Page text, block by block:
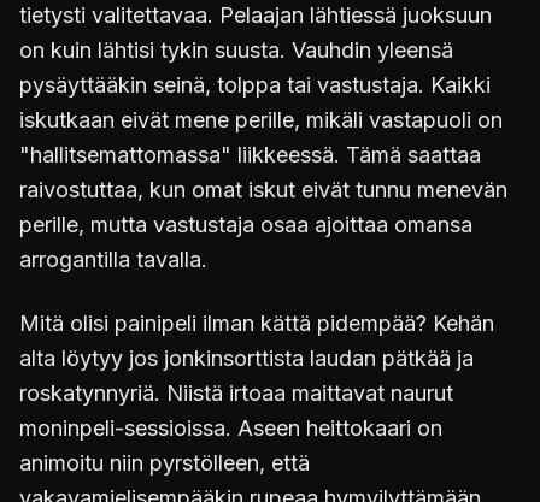
tietysti valitettavaa. Pelaajan lähtiessä juoksuun
on kuin lähtisi tykin suusta. Vauhdin yleensä
pysäyttääkin seinä, tolppa tai vastustaja. Kaikki
iskutkaan eivät mene perille, mikäli vastapuoli on
"hallitsemattomassa" liikkeessä. Tämä saattaa
raivostuttaa, kun omat iskut eivät tunnu menevän
perille, mutta vastustaja osaa ajoittaa omansa
arrogantilla tavalla.
Mitä olisi painipeli ilman kättä pidempää? Kehän
alta löytyy jos jonkinsorttista laudan pätkää ja
roskatynnyriä. Niistä irtoaa maittavat naurut
moninpeli-sessioissa. Aseen heittokaari on
animoitu niin pyrstölleen, että